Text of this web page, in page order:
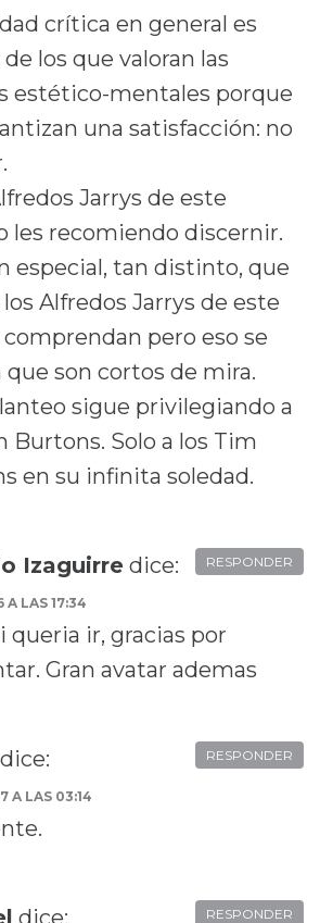
crítica en general es
los que valoran las
estético-mentales porque
una satisfacción: no
Jarrys de este
les recomiendo discernir.
especial, tan distinto, que
Alfredos Jarrys de este
pero eso se
que son cortos de mira.
sigue privilegiando a
Burtons. Solo a los Tim
en su infinita soledad.
Izaguirre dice:
A LAS 17:34
queria ir, gracias por
Gran avatar ademas
RESPONDER
dice:
A LAS 03:14
RESPONDER
dice: RESPONDER